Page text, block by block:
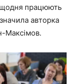
щодня працюють
авторка
Максімов.